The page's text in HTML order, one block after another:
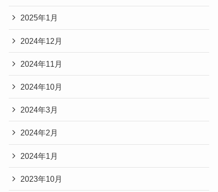
2025年1月
2024年12月
2024年11月
2024年10月
2024年3月
2024年2月
2024年1月
2023年10月